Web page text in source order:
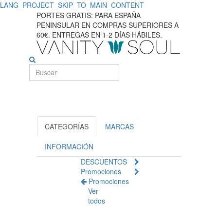
LANG_PROJECT_SKIP_TO_MAIN_CONTENT
Cuidados
Esenciales
para
Cílios
Sobrancelhas
PORTES GRATIS: PARA ESPAÑA
PENINSULAR EN COMPRAS SUPERIORES A
60€. ENTREGAS EN 1-2 DÍAS HÁBILES.
CATEGORÍAS MARCAS
INFORMACIÓN
DESCUENTOS
Promociones
Promociones
Ver
todos